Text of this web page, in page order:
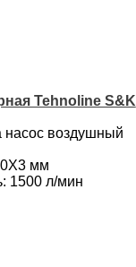
Tehnoline S&K
насос воздушный
мм
1500 л/мин